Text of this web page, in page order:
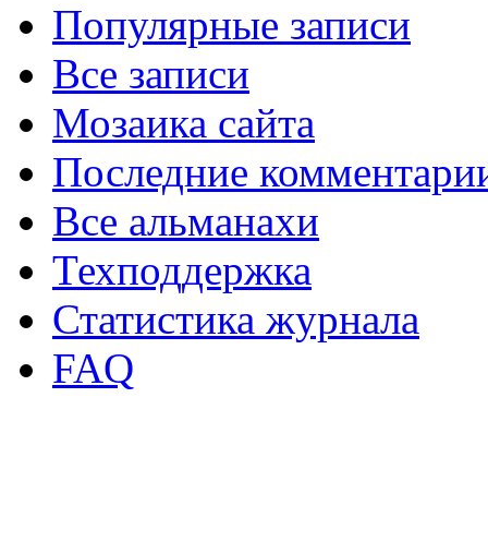
Популярные записи
Все записи
Мозаика сайта
Последние
Все альманахи
Техподдержка
Статистика журнала
FAQ